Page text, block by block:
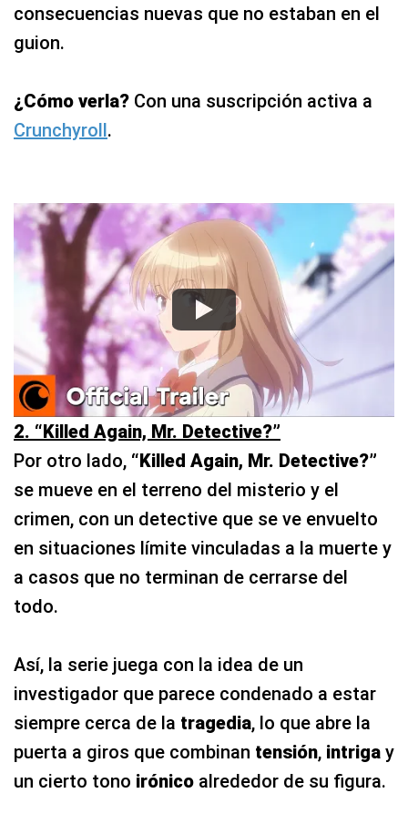
consecuencias nuevas que no estaban en el
guion.
¿Cómo verla? Con una suscripción activa a
Crunchyroll.
2. “Killed Again, Mr. Detective?”
Por otro lado, “Killed Again, Mr. Detective?”
se mueve en el terreno del misterio y el
crimen, con un detective que se ve envuelto
en situaciones límite vinculadas a la muerte y
a casos que no terminan de cerrarse del
todo.
Así, la serie juega con la idea de un
investigador que parece condenado a estar
siempre cerca de la tragedia, lo que abre la
puerta a giros que combinan tensión, intriga y
un cierto tono irónico alrededor de su figura.